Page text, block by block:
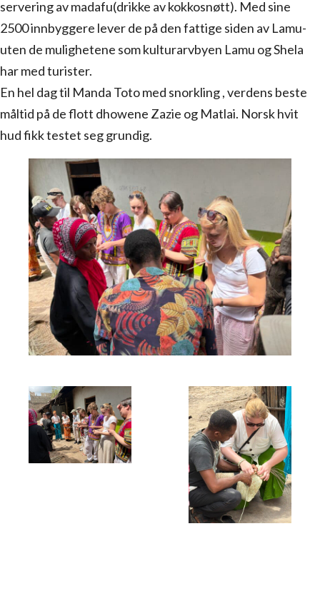
servering av madafu(drikke av kokkosnøtt). Med sine
2500 innbyggere lever de på den fattige siden av Lamu-
uten de mulighetene som kulturarvbyen Lamu og Shela
har med turister.
En hel dag til Manda Toto med snorkling , verdens beste
måltid på de flott dhowene Zazie og Matlai. Norsk hvit
hud fikk testet seg grundig.